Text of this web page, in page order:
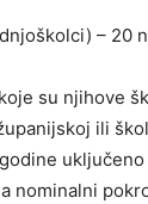
– 20
su njihove
ili
nominalni